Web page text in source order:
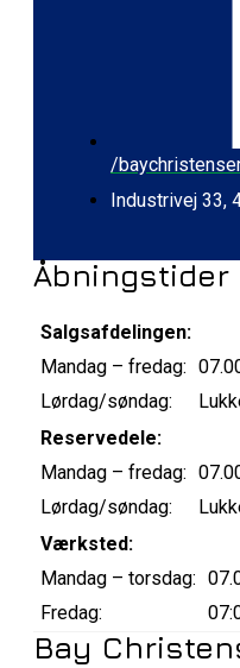
/
Industrivej 33,
Åbningstider
Salgsafdelingen:
Mandag – fredag:
Lørdag/søndag:
Reservedele:
Mandag – fredag:
Lørdag/søndag:
Værksted:
Mandag – torsdag:
Fredag:
Bay